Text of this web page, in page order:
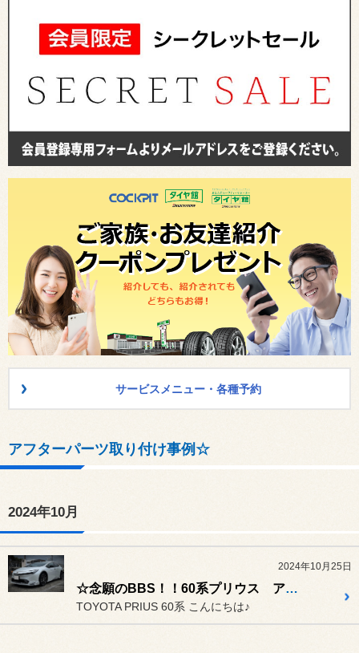
サービスメニュー・各種予約
アフターパーツ取り付け事例☆
2024年10月
2024年10月25日
☆念願のBBS！！60系プリウス アルミホイール交換☆
TOYOTA PRIUS 60系 こんにちは♪